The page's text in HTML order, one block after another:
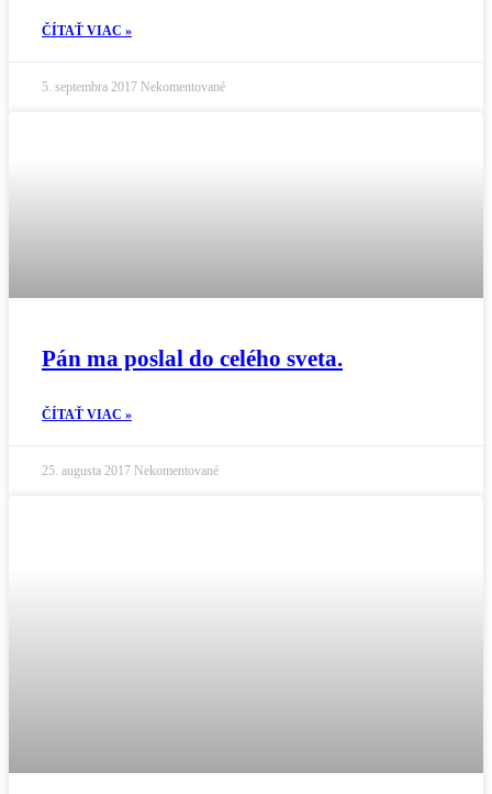
ČÍTAŤ VIAC »
5. septembra 2017 Nekomentované
Pán ma poslal do celého sveta.
ČÍTAŤ VIAC »
25. augusta 2017 Nekomentované